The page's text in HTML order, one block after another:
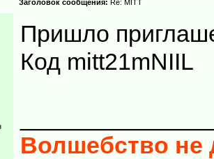
Заголовок сообщения: Re: MITT
Пришло
Код mitt21mNIIL
Волшебство не